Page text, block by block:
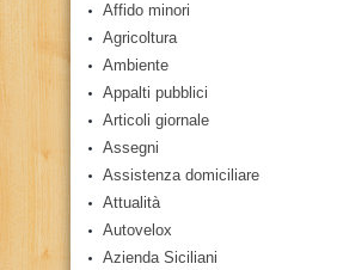
Affido minori
Agricoltura
Ambiente
Appalti pubblici
Articoli giornale
Assegni
Assistenza domiciliare
Attualità
Autovelox
Azienda Siciliani